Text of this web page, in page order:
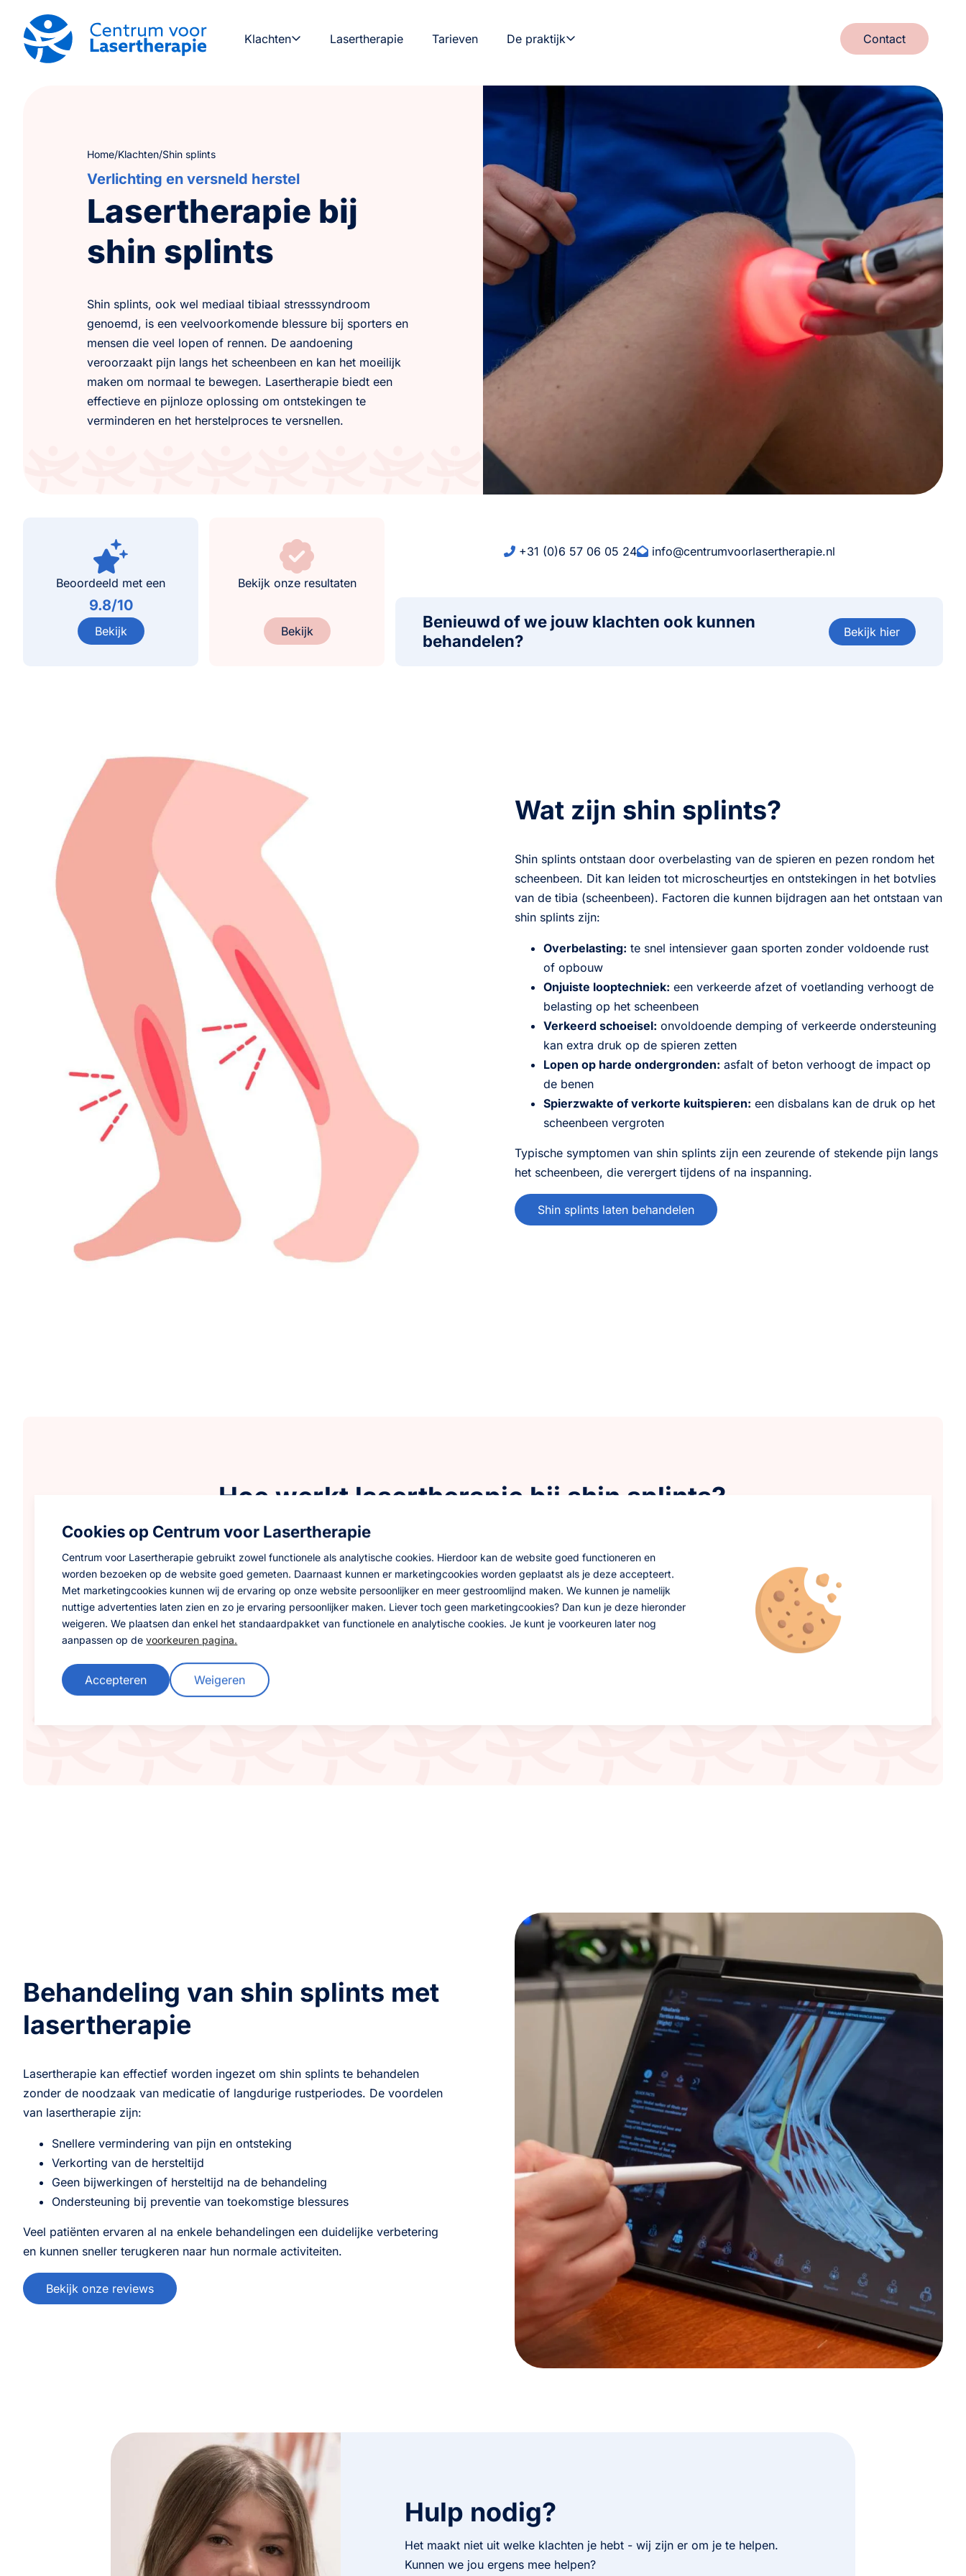
Klachten Lasertherapie Tarieven De praktijk Contact
Home/Klachten/Shin splints
Verlichting en versneld herstel
Lasertherapie bij
shin splints
Shin splints, ook wel mediaal tibiaal stresssyndroom
genoemd, is een veelvoorkomende blessure bij sporters en
mensen die veel lopen of rennen. De aandoening
veroorzaakt pijn langs het scheenbeen en kan het moeilijk
maken om normaal te bewegen. Lasertherapie biedt een
effectieve en pijnloze oplossing om ontstekingen te
verminderen en het herstelproces te versnellen.
Beoordeeld met een
9.8/10
Bekijk
Bekijk onze resultaten
Bekijk
+31 (0)6 57 06 05 24 info@centrumvoorlasertherapie.nl
Benieuwd of we jouw klachten ook kunnen
behandelen?
Bekijk hier
Wat zijn shin splints?
Shin splints ontstaan door overbelasting van de spieren en pezen rondom het
scheenbeen. Dit kan leiden tot microscheurtjes en ontstekingen in het botvlies
van de tibia (scheenbeen). Factoren die kunnen bijdragen aan het ontstaan van
shin splints zijn:
Overbelasting: te snel intensiever gaan sporten zonder voldoende rust
of opbouw
Onjuiste looptechniek: een verkeerde afzet of voetlanding verhoogt de
belasting op het scheenbeen
Verkeerd schoeisel: onvoldoende demping of verkeerde ondersteuning
kan extra druk op de spieren zetten
Lopen op harde ondergronden: asfalt of beton verhoogt de impact op
de benen
Spierzwakte of verkorte kuitspieren: een disbalans kan de druk op het
scheenbeen vergroten
Typische symptomen van shin splints zijn een zeurende of stekende pijn langs
het scheenbeen, die verergert tijdens of na inspanning.
Shin splints laten behandelen
Hoe werkt lasertherapie bij shin splints?
Lasertherapie is een veilige en niet-invasieve behandelmethode die gericht is op:
Verminderen van ontstekingen:De laserstralen dringen diep door in het weefsel en
verminderen zwelling en ontsteking.
Bevordering van celherstel:Door de stimulatie van de celfunctie herstelt het beschadigde
botvlies sneller.
van zuurstof en voedingsstoffen naar het getroffen gebied.
Pijnverlichting:
waardoor de klachten sneller afnemen.
Behandeling van shin splints met
lasertherapie
Lasertherapie kan effectief worden ingezet om shin splints te behandelen
zonder de noodzaak van medicatie of langdurige rustperiodes. De voordelen
van lasertherapie zijn:
Snellere vermindering van pijn en ontsteking
Verkorting van de hersteltijd
Geen bijwerkingen of hersteltijd na de behandeling
Ondersteuning bij preventie van toekomstige blessures
Veel patiënten ervaren al na enkele behandelingen een duidelijke verbetering
en kunnen sneller terugkeren naar hun normale activiteiten.
Bekijk onze reviews
Hulp nodig?
Het maakt niet uit welke klachten je hebt - wij zijn er om je te helpen.
Kunnen we jou ergens mee helpen?
Cookies op Centrum voor Lasertherapie
Centrum voor Lasertherapie gebruikt zowel functionele als analytische cookies. Hierdoor kan de website goed functioneren en
worden bezoeken op de website goed gemeten. Daarnaast kunnen er marketingcookies worden geplaatst als je deze accepteert.
Met marketingcookies kunnen wij de ervaring op onze website persoonlijker en meer gestroomlijnd maken. We kunnen je namelijk
nuttige advertenties laten zien en zo je ervaring persoonlijker maken. Liever toch geen marketingcookies? Dan kun je deze hieronder
weigeren. We plaatsen dan enkel het standaardpakket van functionele en analytische cookies. Je kunt je voorkeuren later nog
aanpassen op devoorkeuren pagina.
Accepteren Weigeren